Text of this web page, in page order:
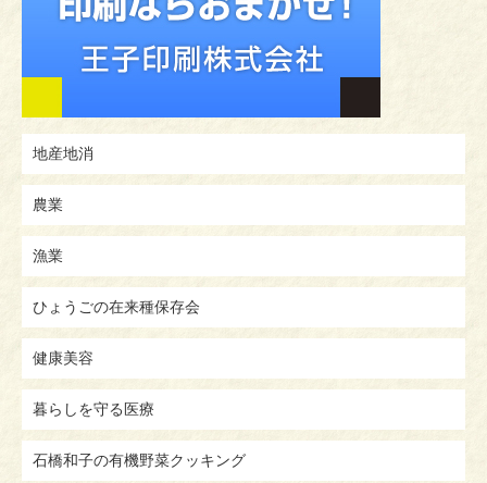
地産地消
農業
漁業
ひょうごの在来種保存会
健康美容
暮らしを守る医療
石橋和子の有機野菜クッキング